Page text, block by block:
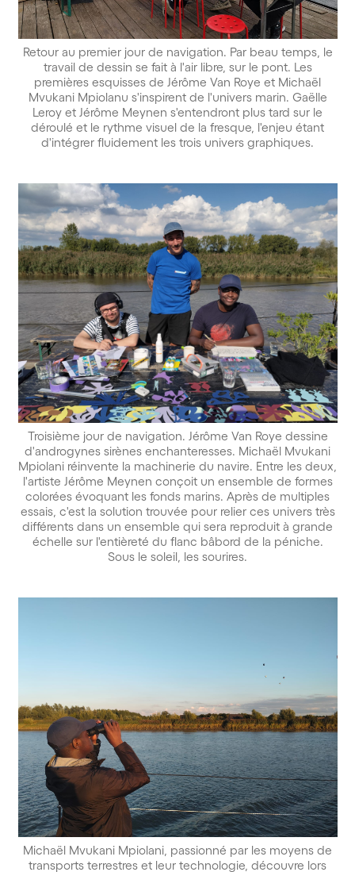
Retour au premier jour de navigation. Par beau temps, le
travail de dessin se fait à l'air libre, sur le pont. Les
premières esquisses de Jérôme Van Roye et Michaël
Mvukani Mpiolanu s'inspirent de l'univers marin. Gaëlle
Leroy et Jérôme Meynen s'entendront plus tard sur le
déroulé et le rythme visuel de la fresque, l'enjeu étant
d'intégrer fluidement les trois univers graphiques.
Troisième jour de navigation. Jérôme Van Roye dessine
d'androgynes sirènes enchanteresses. Michaël Mvukani
Mpiolani réinvente la machinerie du navire. Entre les deux,
l'artiste Jérôme Meynen conçoit un ensemble de formes
colorées évoquant les fonds marins. Après de multiples
essais, c'est la solution trouvée pour relier ces univers très
différents dans un ensemble qui sera reproduit à grande
échelle sur l'entièreté du flanc bâbord de la péniche.
Sous le soleil, les sourires.
Michaël Mvukani Mpiolani, passionné par les moyens de
transports terrestres et leur technologie, découvre lors